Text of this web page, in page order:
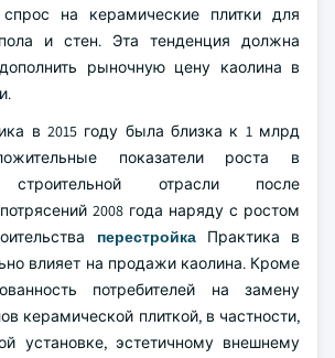
спрос на керамические плитки для
пола и стен. Эта тенденция должна
рыночную цену каолина в
в 2015 году была близка к 1 млрд
показатели роста в
строительной отрасли после
2008 года наряду с ростом
перестройкаПрактика в
влияет на продажи каолина. Кроме
потребителей на замену
керамической плиткой, в частности,
установке, эстетичному внешнему